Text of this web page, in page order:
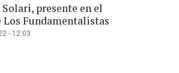
presente en el
Los Fundamentalistas
- 12:03